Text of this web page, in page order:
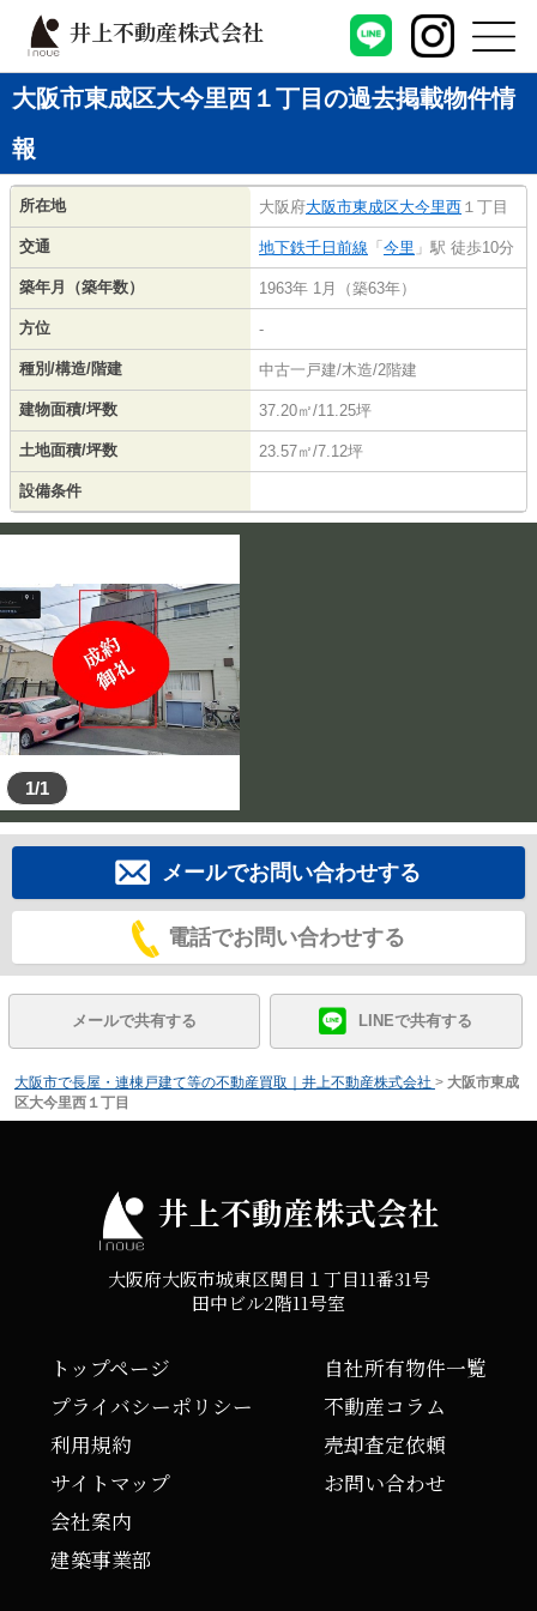
井上不動産株式会社
大阪市東成区大今里西１丁目の過去掲載物件情
報
所在地 大阪府大阪市東成区大今里西 １丁目
交通 地下鉄千日前線 「今里 」駅 徒歩10分
築年月（築年数） 1963年 1月（築63年）
方位 -
種別/構造/階建 中古一戸建/木造/2階建
建物面積/坪数 37.20㎡/11.25坪
土地面積/坪数 23.57㎡/7.12坪
設備条件
1/1
メールでお問い合わせする
電話でお問い合わせする
メールで共有する LINEで共有する
大阪市で長屋・連棟戸建て等の不動産買取｜井上不動産株式会社 > 大阪市東成
区大今里西１丁目
井上不動産株式会社
大阪府大阪市城東区関目１丁目11番31号
田中ビル2階11号室
トップページ
プライバシーポリシー
利用規約
サイトマップ
会社案内
建築事業部
自社所有物件一覧
不動産コラム
売却査定依頼
お問い合わせ